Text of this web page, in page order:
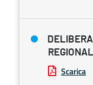
Scarica